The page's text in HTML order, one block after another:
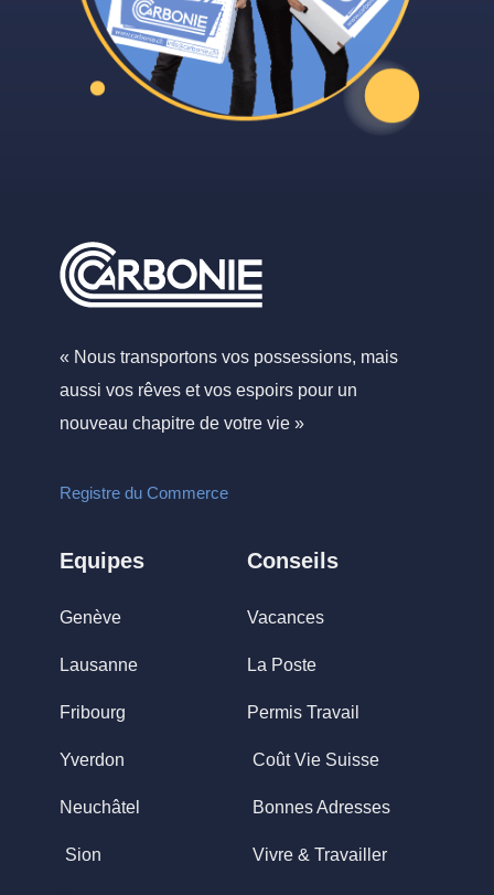
« Nous transportons vos possessions, mais
aussi vos rêves et vos espoirs pour un
nouveau chapitre de votre vie »
Registre du Commerce
Equipes
Genève
Lausanne
Fribourg
Yverdon
Neuchâtel
Sion
Conseils
Vacances
La Poste
Permis Travail
Coût Vie Suisse
Bonnes Adresses
Vivre & Travailler